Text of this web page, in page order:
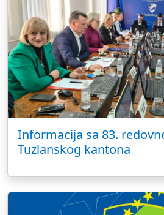
Informacija sa 83.
Tuzlanskog kantona